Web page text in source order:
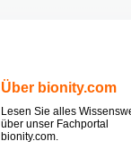
Über bionity.com
Lesen Sie alles
über unser Fachportal
bionity.com.